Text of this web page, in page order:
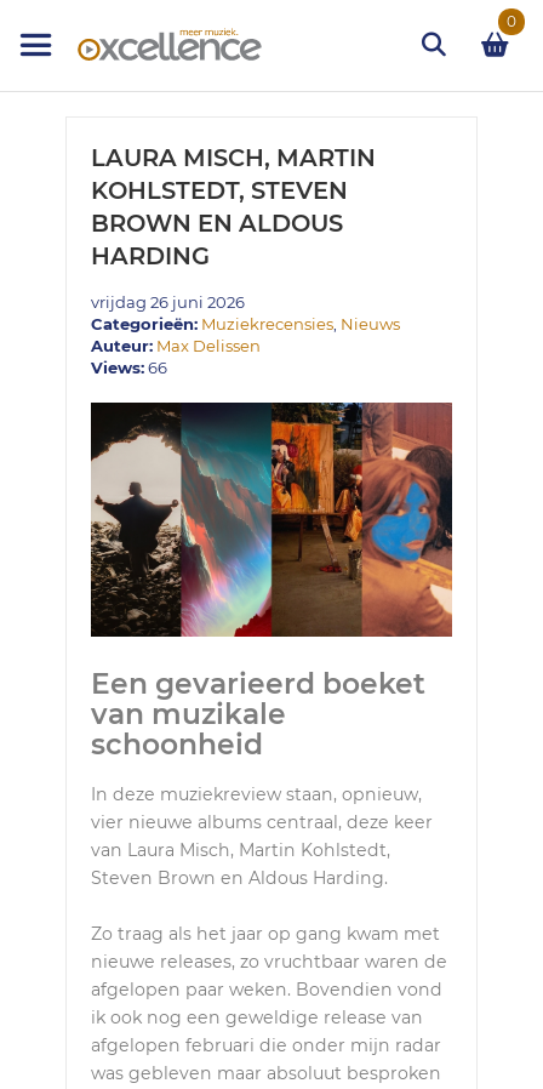
naar
de
0
Zoek
LAURA MISCH, MARTIN
KOHLSTEDT, STEVEN
BROWN EN ALDOUS
HARDING
vrijdag 26 juni 2026
Categorieën: Muziekrecensies Nieuws
Auteur: Max Delissen
Views:66
Een gevarieerd boeket
van muzikale
schoonheid
In deze muziekreview staan, opnieuw,
vier nieuwe albums centraal, deze keer
van Laura Misch, Martin Kohlstedt,
Steven Brown en Aldous Harding.
Zo traag als het jaar op gang kwam met
nieuwe releases, zo vruchtbaar waren de
afgelopen paar weken. Bovendien vond
ik ook nog een geweldige release van
afgelopen februari die onder mijn radar
was gebleven maar absoluut besproken